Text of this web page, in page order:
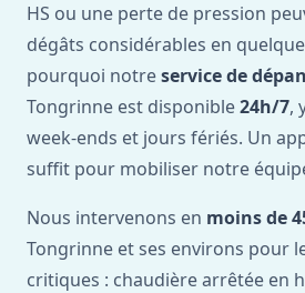
HS ou une perte de pression
dégâts considérables en
pourquoi notreservice de
Tongrinne est disponible24h/7,
week-ends et jours fériés. Un
suffit pour mobiliser notre
Nous intervenons en moins de
Tongrinne et ses environs pour
critiques : chaudière arrêtée en